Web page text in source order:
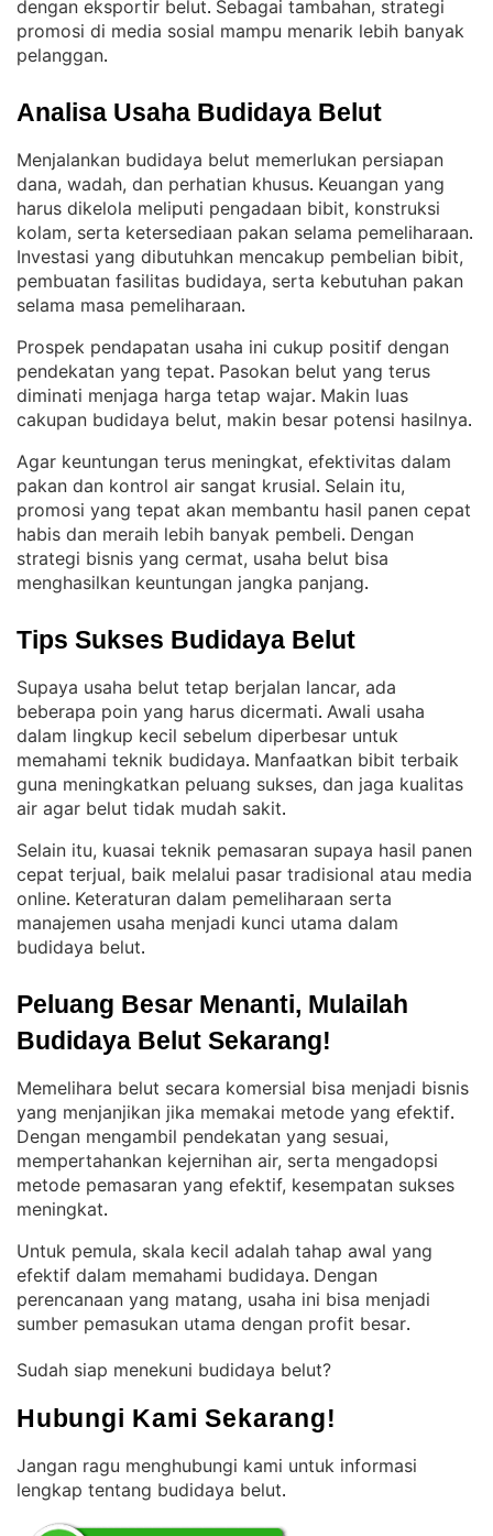
dengan eksportir belut. Sebagai tambahan, strategi
promosi di media sosial mampu menarik lebih banyak
pelanggan.
Analisa Usaha Budidaya Belut
Menjalankan budidaya belut memerlukan persiapan
dana, wadah, dan perhatian khusus. Keuangan yang
harus dikelola meliputi pengadaan bibit, konstruksi
kolam, serta ketersediaan pakan selama pemeliharaan
Investasi yang dibutuhkan mencakup pembelian bibit,
pembuatan fasilitas budidaya, serta kebutuhan pakan
selama masa pemeliharaan.
Prospek pendapatan usaha ini cukup positif dengan
pendekatan yang tepat. Pasokan belut yang terus
diminati menjaga harga tetap wajar. Makin luas
cakupan budidaya belut, makin besar potensi hasilnya.
Agar keuntungan terus meningkat, efektivitas dalam
pakan dan kontrol air sangat krusial. Selain itu,
promosi yang tepat akan membantu hasil panen cepat
habis dan meraih lebih banyak pembeli. Dengan
strategi bisnis yang cermat, usaha belut bisa
menghasilkan keuntungan jangka panjang.
Tips Sukses Budidaya Belut
Supaya usaha belut tetap berjalan lancar, ada
beberapa poin yang harus dicermati. Awali usaha
dalam lingkup kecil sebelum diperbesar untuk
memahami teknik budidaya. Manfaatkan bibit terbaik
guna meningkatkan peluang sukses, dan jaga kualitas
air agar belut tidak mudah sakit.
Selain itu, kuasai teknik pemasaran supaya hasil panen
cepat terjual, baik melalui pasar tradisional atau media
online. Keteraturan dalam pemeliharaan serta
manajemen usaha menjadi kunci utama dalam
budidaya belut.
Peluang Besar Menanti, Mulailah
Budidaya Belut Sekarang!
Memelihara belut secara komersial bisa menjadi bisnis
yang menjanjikan jika memakai metode yang efektif
Dengan mengambil pendekatan yang sesuai,
mempertahankan kejernihan air, serta mengadopsi
metode pemasaran yang efektif, kesempatan sukses
meningkat.
Untuk pemula, skala kecil adalah tahap awal yang
efektif dalam memahami budidaya. Dengan
perencanaan yang matang, usaha ini bisa menjadi
sumber pemasukan utama dengan profit besar.
Sudah siap menekuni budidaya belut?
Hubungi Kami Sekarang!
Jangan ragu menghubungi kami untuk informasi
lengkap tentang budidaya belut.